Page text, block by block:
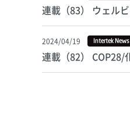
連載（83） ウェル
2024/04/19 Intertek News
連載（82） COP28/